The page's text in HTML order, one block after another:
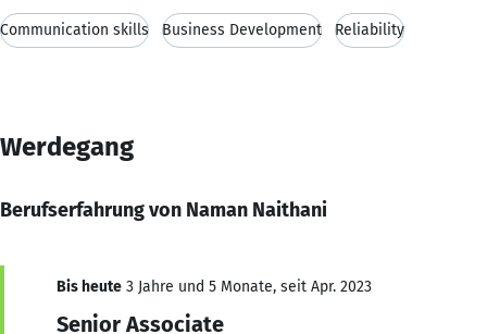
Communication skills Business Development Reliability
Werdegang
Berufserfahrung von Naman Naithani
Bis heute 3 Jahre und 5 Monate, seit Apr. 2023
Senior Associate